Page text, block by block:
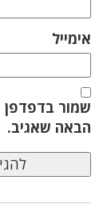
אימייל
שמור בדפדפן
הבאה שאגיב.